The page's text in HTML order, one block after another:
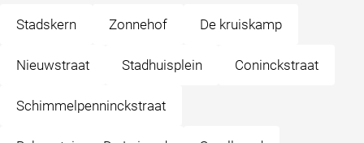
Stadskern Zonnehof De kruiskamp
Nieuwstraat Stadhuisplein Coninckstraat
Schimmelpenninckstraat